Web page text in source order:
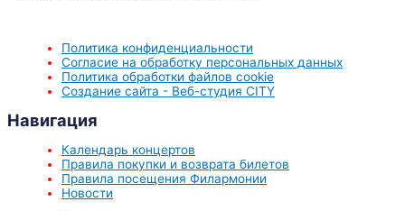
Политика конфиденциальности
Согласие на обработку персональных данных
Политика обработки файлов cookie
Создание сайта - Веб-студия CITY
Навигация
Календарь концертов
Правила покупки и возврата билетов
Правила посещения Филармонии
Новости